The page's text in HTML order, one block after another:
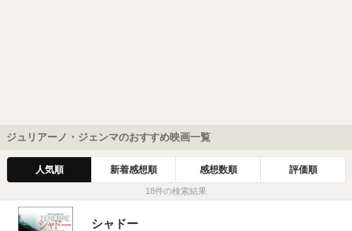
ジュリアーノ・ジェンマのおすすめ映画一覧
人気順 新着感想順 感想数順 評価順
18件の検索結果
シャドー